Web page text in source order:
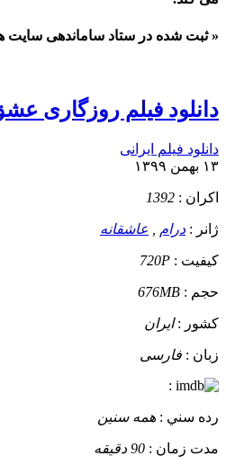
« ثبت شده در ستاد ساماندهی سایت
دانلود فیلم روزگاری
دانلود فیلم ایرانی
۱۳ بهمن ۱۳۹۹
اکران : 1392
ژانر : درام عاشقانه
کيفيت : 720P
حجم : 676MB
کشور :ایران
زبان : فارسی
:
رده سني : همه سنین
مدت زمان : 90 دقیقه